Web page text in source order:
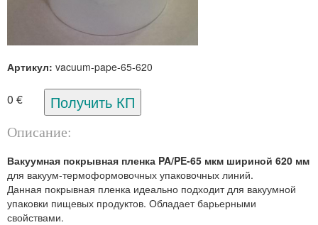
Артикул: vacuum-pape-65-620
0 €
Описание:
Вакуумная покрывная пленка PA/PE-65 мкм шириной 620 мм
для вакуум-термоформовочных упаковочных линий.
Данная покрывная пленка идеально подходит для вакуумной
упаковки пищевых продуктов. Обладает барьерными
свойствами.